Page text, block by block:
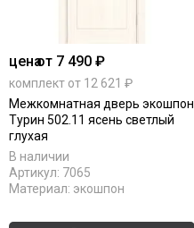
ценаот 7 490 ₽
комплект от 12 621 ₽
Межкомнатная дверь экошпон
Турин 502.11 ясень светлый
глухая
В наличии
Артикул: 7065
Материал: экошпон